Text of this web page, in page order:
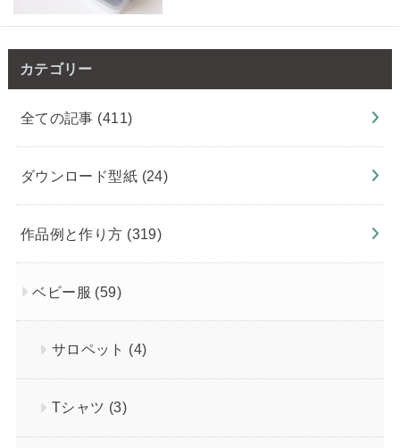
カテゴリー
全ての記事 (411)
ダウンロード型紙 (24)
作品例と作り方 (319)
ベビー服 (59)
サロペット (4)
Tシャツ (3)